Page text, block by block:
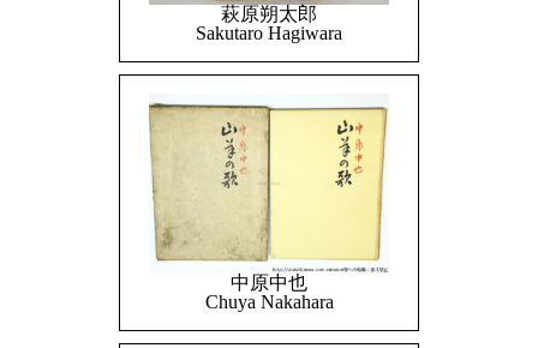
萩原朔太郎
Sakutaro Hagiwara
中原中也
Chuya Nakahara